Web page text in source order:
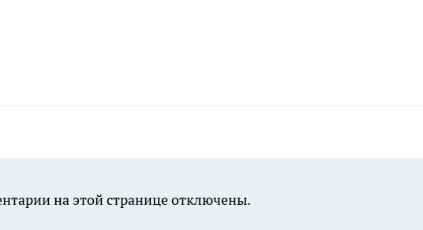
на этой странице отключены.